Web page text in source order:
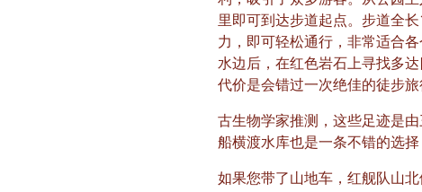
里即可到达步道起点。步道全
力，即可轻松通行，非常适合
水边后，在红色岩石上寻找多
代价是会错过一次绝佳的徒步旅
古生物学家推测，这些足迹是
船横渡水库也是一条不错的选择
如果您带了山地车，红舰队山